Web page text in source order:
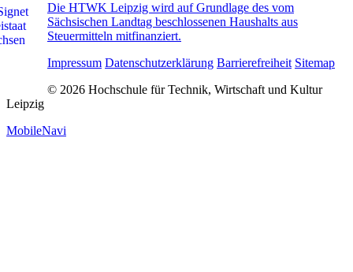
Die HTWK Leipzig wird auf Grundlage des vom
Sächsischen Landtag beschlossenen Haushalts aus
Steuermitteln mitfinanziert.
Impressum Datenschutzerklärung Barrierefreiheit Sitemap
© 2026 Hochschule für Technik, Wirtschaft und Kultur
Leipzig
MobileNavi